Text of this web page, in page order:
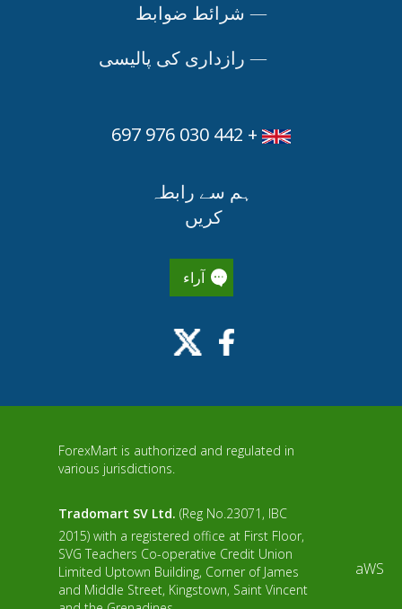
— شرائط ضوابط
— رازداری کی پالیسی
+ 442 030 976 697
ہم سے رابطہ
کریں
آراء
ForexMart is authorized and regulated in
various jurisdictions.
Tradomart SV Ltd. (Reg No.23071, IBC
2015) with a registered office at First Floor,
SVG Teachers Co-operative Credit Union
Limited Uptown Building, Corner of James
and Middle Street, Kingstown, Saint Vincent
aWS